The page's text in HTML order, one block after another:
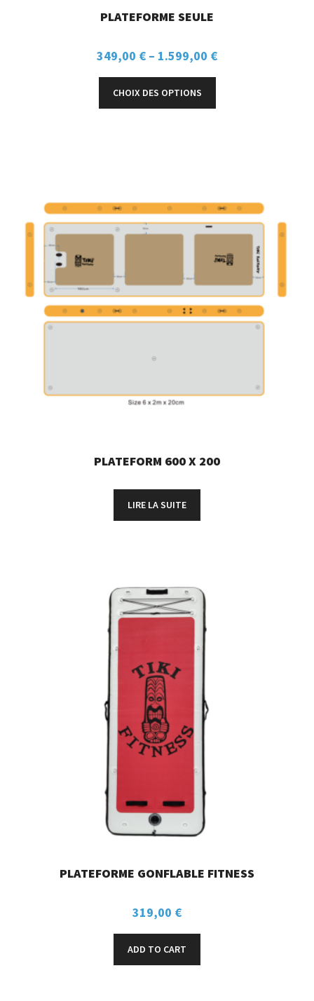
PLATEFORME SEULE
349,00 € – 1.599,00 €
CHOIX DES OPTIONS
PLATEFORM 600 X 200
LIRE LA SUITE
PLATEFORME GONFLABLE FITNESS
319,00 €
ADD TO CART